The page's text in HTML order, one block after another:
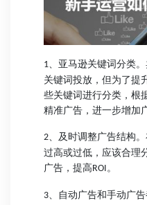
1、 亚马逊关键词分类
关键词投放，但为了提
些关键词进行分类，根
精准广告，进一步增加
2、 及时调整广告结构
过高或过低，应该合理
广告，提高ROI。
3、
自动广告和手动广